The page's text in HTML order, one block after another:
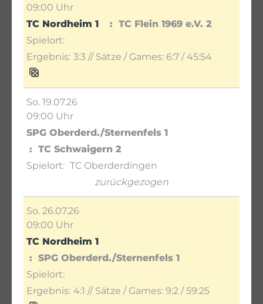
09:00 Uhr
TC Nordheim 1
TC Flein 1969 e.V. 2
3:3 // Sätze / Games: 6:7 / 45:54
So. 19.07.26
09:00 Uhr
SPG Oberderd./Sternenfels 1
TC Schwaigern 2
TC Oberderdingen
zurückgezogen
So. 26.07.26
09:00 Uhr
TC Nordheim 1
SPG Oberderd./Sternenfels 1
4:1 // Sätze / Games: 9:2 / 59:25